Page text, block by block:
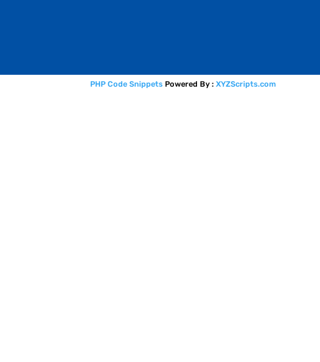
PHP Code Snippets Powered By : XYZScripts.com